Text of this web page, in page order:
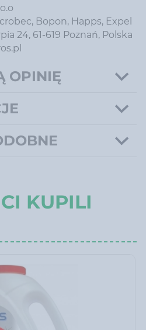
Bopon, Happs, Expel
24, 61-619 Poznań, Polska
OPINIĘ
KUPILI